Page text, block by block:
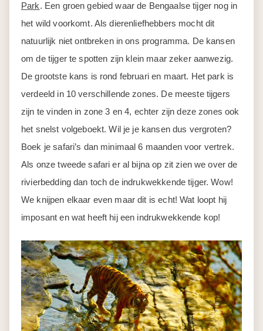
Park. Een groen gebied waar de Bengaalse tijger nog in
het wild voorkomt. Als dierenliefhebbers mocht dit
natuurlijk niet ontbreken in ons programma. De kansen
om de tijger te spotten zijn klein maar zeker aanwezig.
De grootste kans is rond februari en maart. Het park is
verdeeld in 10 verschillende zones. De meeste tijgers
zijn te vinden in zone 3 en 4, echter zijn deze zones ook
het snelst volgeboekt. Wil je je kansen dus vergroten?
Boek je safari’s dan minimaal 6 maanden voor vertrek.
Als onze tweede safari er al bijna op zit zien we over de
rivierbedding dan toch de indrukwekkende tijger. Wow!
We knijpen elkaar even maar dit is echt! Wat loopt hij
imposant en wat heeft hij een indrukwekkende kop!